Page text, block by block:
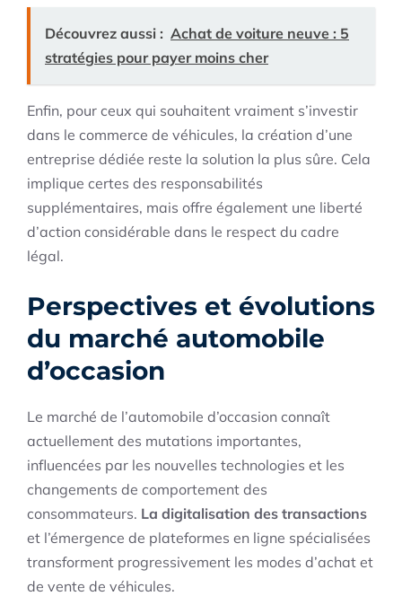
Découvrez aussi : Achat de voiture neuve : 5
stratégies pour payer moins cher
Enfin, pour ceux qui souhaitent vraiment s’investir
dans le commerce de véhicules, la création d’une
entreprise dédiée reste la solution la plus sûre. Cela
implique certes des responsabilités
supplémentaires, mais offre également une liberté
d’action considérable dans le respect du cadre
légal.
Perspectives et évolutions
du marché automobile
d’occasion
Le marché de l’automobile d’occasion connaît
actuellement des mutations importantes,
influencées par les nouvelles technologies et les
changements de comportement des
consommateurs. La digitalisation des transactions
et l’émergence de plateformes en ligne spécialisées
transforment progressivement les modes d’achat et
de vente de véhicules.